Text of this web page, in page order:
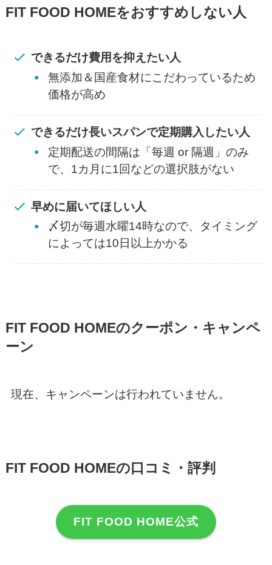
FIT FOOD HOMEをおすすめしない人
できるだけ費用を抑えたい人
無添加＆国産食材にこだわっているため
価格が高め
できるだけ長いスパンで定期購入したい人
定期配送の間隔は「毎週 or 隔週」のみ
で、1カ月に1回などの選択肢がない
早めに届いてほしい人
〆切が毎週水曜14時なので、タイミング
によっては10日以上かかる
FIT FOOD HOMEのクーポン・キャンペ
ーン
現在、キャンペーンは行われていません。
FIT FOOD HOMEの口コミ・評判
FIT FOOD HOME公式